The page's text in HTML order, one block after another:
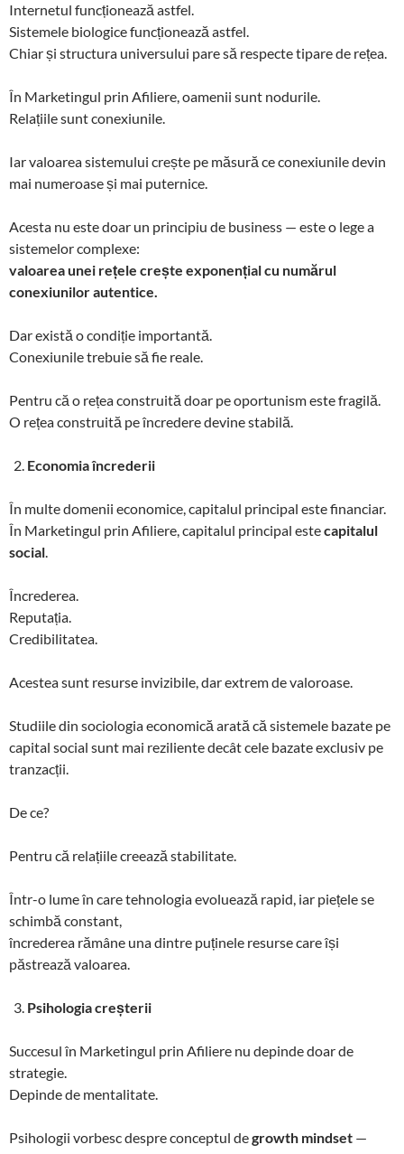
Internetul funcționează astfel.
Sistemele biologice funcționează astfel.
Chiar și structura universului pare să respecte tipare de rețea.
În Marketingul prin Afiliere, oamenii sunt nodurile.
Relațiile sunt conexiunile.
Iar valoarea sistemului crește pe măsură ce conexiunile devin
mai numeroase și mai puternice.
Acesta nu este doar un principiu de business — este o lege a
sistemelor complexe:
valoarea unei rețele crește exponențial cu numărul
conexiunilor autentice.
Dar există o condiție importantă.
Conexiunile trebuie să fie reale.
Pentru că o rețea construită doar pe oportunism este fragilă.
O rețea construită pe încredere devine stabilă.
Economia încrederii
În multe domenii economice, capitalul principal este financiar.
În Marketingul prin Afiliere, capitalul principal estecapitalul
social.
Încrederea.
Reputația.
Credibilitatea.
Acestea sunt resurse invizibile, dar extrem de valoroase.
Studiile din sociologia economică arată că sistemele bazate pe
capital social sunt mai reziliente decât cele bazate exclusiv pe
tranzacții.
De ce?
Pentru că relațiile creează stabilitate.
Într-o lume în care tehnologia evoluează rapid, iar piețele se
schimbă constant,
încrederea rămâne una dintre puținele resurse care își
păstrează valoarea.
Psihologia creșterii
Succesul în Marketingul prin Afiliere nu depinde doar de
strategie.
Depinde de mentalitate.
Psihologii vorbesc despre conceptul degrowth mindset —